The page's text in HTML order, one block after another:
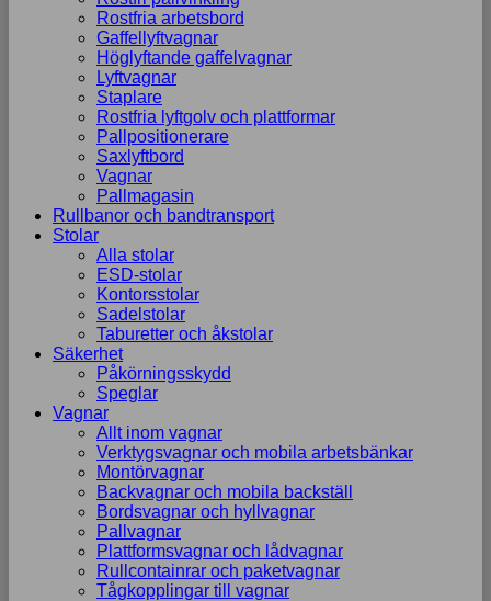
Rostfria arbetsbord
Gaffellyftvagnar
Höglyftande gaffelvagnar
Lyftvagnar
Staplare
Rostfria lyftgolv och plattformar
Pallpositionerare
Saxlyftbord
Vagnar
Pallmagasin
Rullbanor och bandtransport
Stolar
Alla stolar
ESD-stolar
Kontorsstolar
Sadelstolar
Taburetter och åkstolar
Säkerhet
Påkörningsskydd
Speglar
Vagnar
Allt inom vagnar
Verktygsvagnar och mobila arbetsbänkar
Montörvagnar
Backvagnar och mobila backställ
Bordsvagnar och hyllvagnar
Pallvagnar
Plattformsvagnar och lådvagnar
Rullcontainrar och paketvagnar
Tågkopplingar till vagnar